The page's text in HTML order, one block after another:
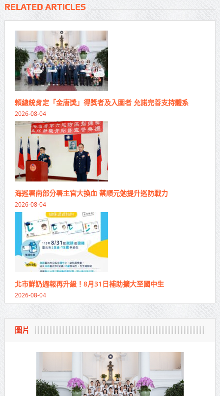
RELATED ARTICLES
賴總統肯定「金唐獎」得獎者及入圍者 允諾完善支持體系
2026-08-04
海巡署南部分署主官大換血 蔡順元勉提升巡防戰力
2026-08-04
北市鮮奶週報再升級！8月31日補助擴大至國中生
2026-08-04
圖片